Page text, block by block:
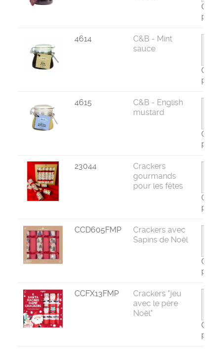
par 6
4614
C&B - Mint
sauce
par 6
4615
C&B - English
mustard
par 6
23044
Crackers
gourmands
pour les fêtes
par 6
CCD605FMP
Crackers avec
Sapins de Noël
par 6
CCFX13FMP
Crackers "jeu
avec le père
Noël"
par 6